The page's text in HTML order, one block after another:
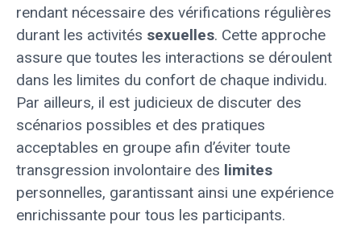
rendant nécessaire des vérifications régulières
durant les activités sexuelles. Cette approche
assure que toutes les interactions se déroulent
dans les limites du confort de chaque individu.
Par ailleurs, il est judicieux de discuter des
scénarios possibles et des pratiques
acceptables en groupe afin d’éviter toute
transgression involontaire des limites
personnelles, garantissant ainsi une expérience
enrichissante pour tous les participants.